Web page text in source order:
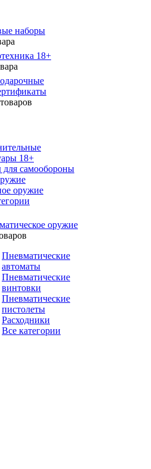
наборы
18+
18+
для самообороны
оружие
оружие
Пневматические
автоматы
Пневматические
винтовки
Пневматические
пистолеты
Расходники
Все категории